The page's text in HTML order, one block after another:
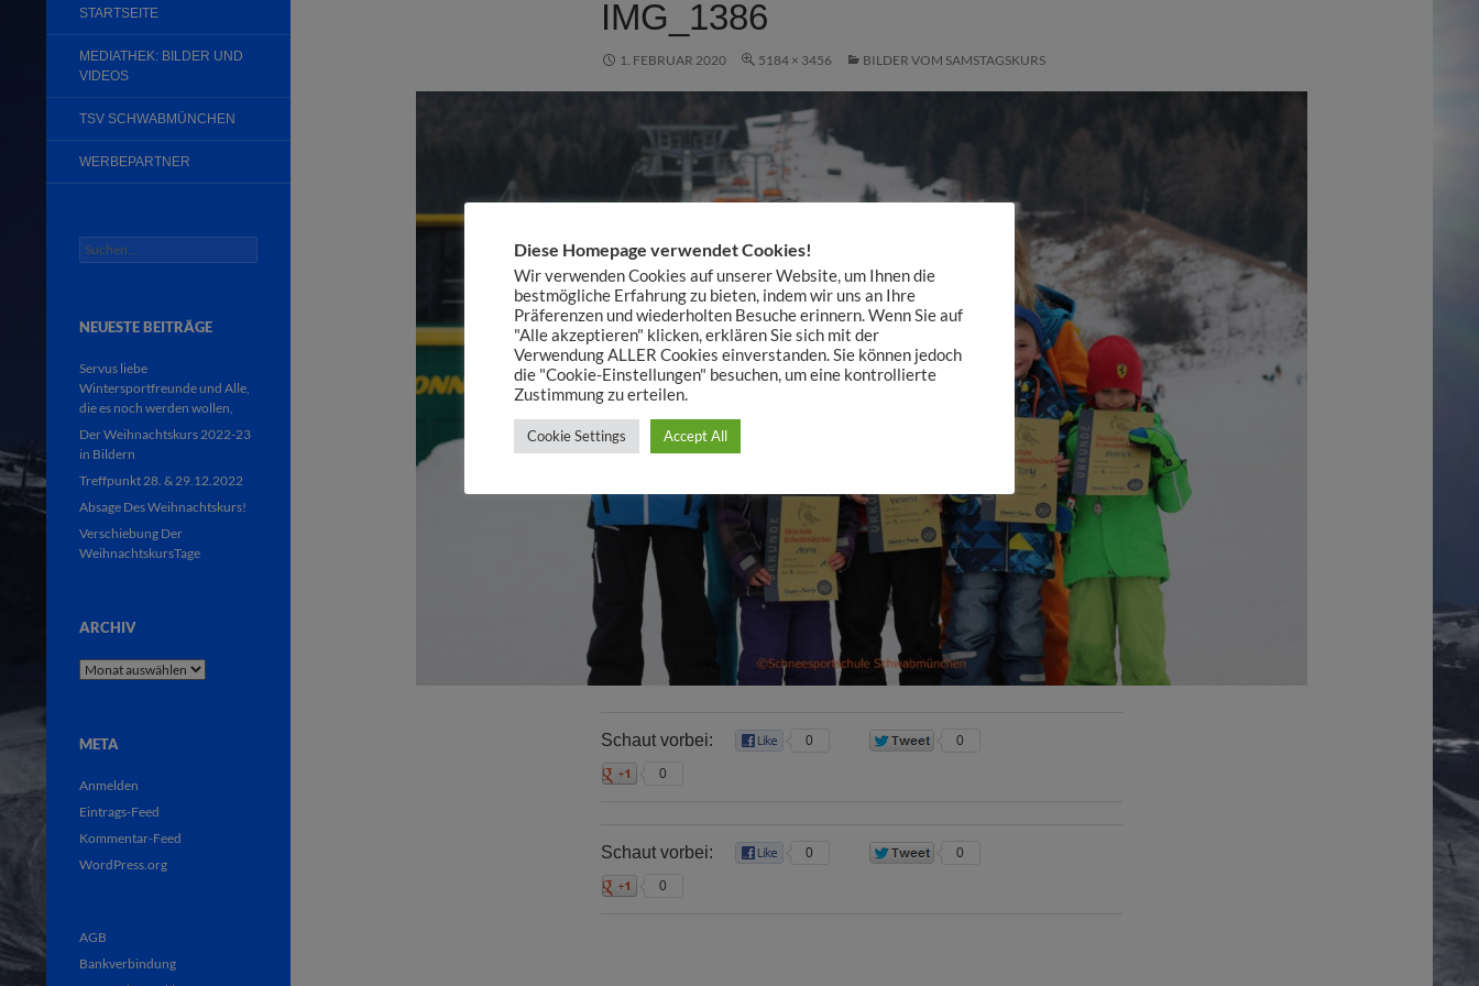
IMG_1386
1. FEBRUAR 2020 5184 × 3456 BILDER VOM SAMSTAGSKURS
Schaut vorbei: 0 0
0
Schaut vorbei: 0 0
0
STARTSEITE
MEDIATHEK: BILDER UND
VIDEOS
TSV SCHWABMÜNCHEN
WERBEPARTNER
Suchen
nach:
NEUESTE BEITRÄGE
Servus liebe
Wintersportfreunde und Alle,
die es noch werden wollen,
Der Weihnachtskurs 2022-23
in Bildern
Treffpunkt 28. & 29.12.2022
Absage Des Weihnachtskurs!
Verschiebung Der
WeihnachtskursTage
ARCHIV
Archiv
META
Anmelden
Eintrags-Feed
Kommentar-Feed
WordPress.org
AGB
Bankverbindung
Diese Homepage verwendet Cookies!
Wir verwenden Cookies auf unserer Website, um Ihnen die
bestmögliche Erfahrung zu bieten, indem wir uns an Ihre
Präferenzen und wiederholten Besuche erinnern. Wenn Sie auf
"Alle akzeptieren" klicken, erklären Sie sich mit der
Verwendung ALLER Cookies einverstanden. Sie können jedoch
die "Cookie-Einstellungen" besuchen, um eine kontrollierte
Zustimmung zu erteilen.
Cookie Settings Accept All